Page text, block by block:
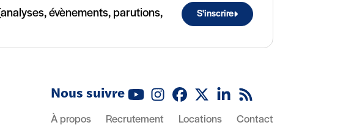
évènements, parutions,
S'inscrire
Nous suivre YoutubeInstagramFacebookX (Twitter)
LinkedinFlux RSS
À propos Recrutement Locations Contact